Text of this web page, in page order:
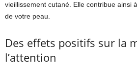
vieillissement cutané. Elle contribue ainsi
de votre peau.
Des effets positifs sur la
l’attention